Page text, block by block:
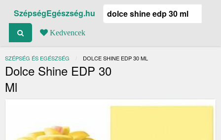
SzépségEgészség.hu
Kedvencek
SZÉPSÉG ÉS EGÉSZSÉG JELENLEGI:
DOLCE SHINE EDP 30 ML
Dolce Shine EDP 30
Ml